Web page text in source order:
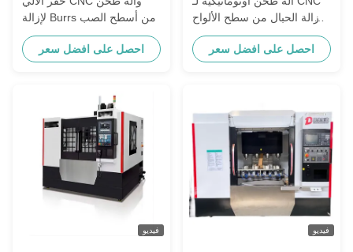
لإزالة Burrs من أسطح الصب
احصل على افضل سعر
لإزالة الحبال من سطح الألواح
المصبوبة
احصل على افضل سعر
فيديو فيديو